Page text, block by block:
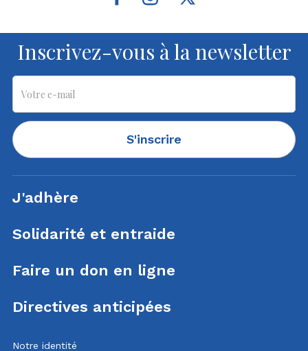
Inscrivez-vous à la newsletter
S'inscrire
J'adhère
Solidarité et entraide
Faire un don en ligne
Directives anticipées
Notre identité